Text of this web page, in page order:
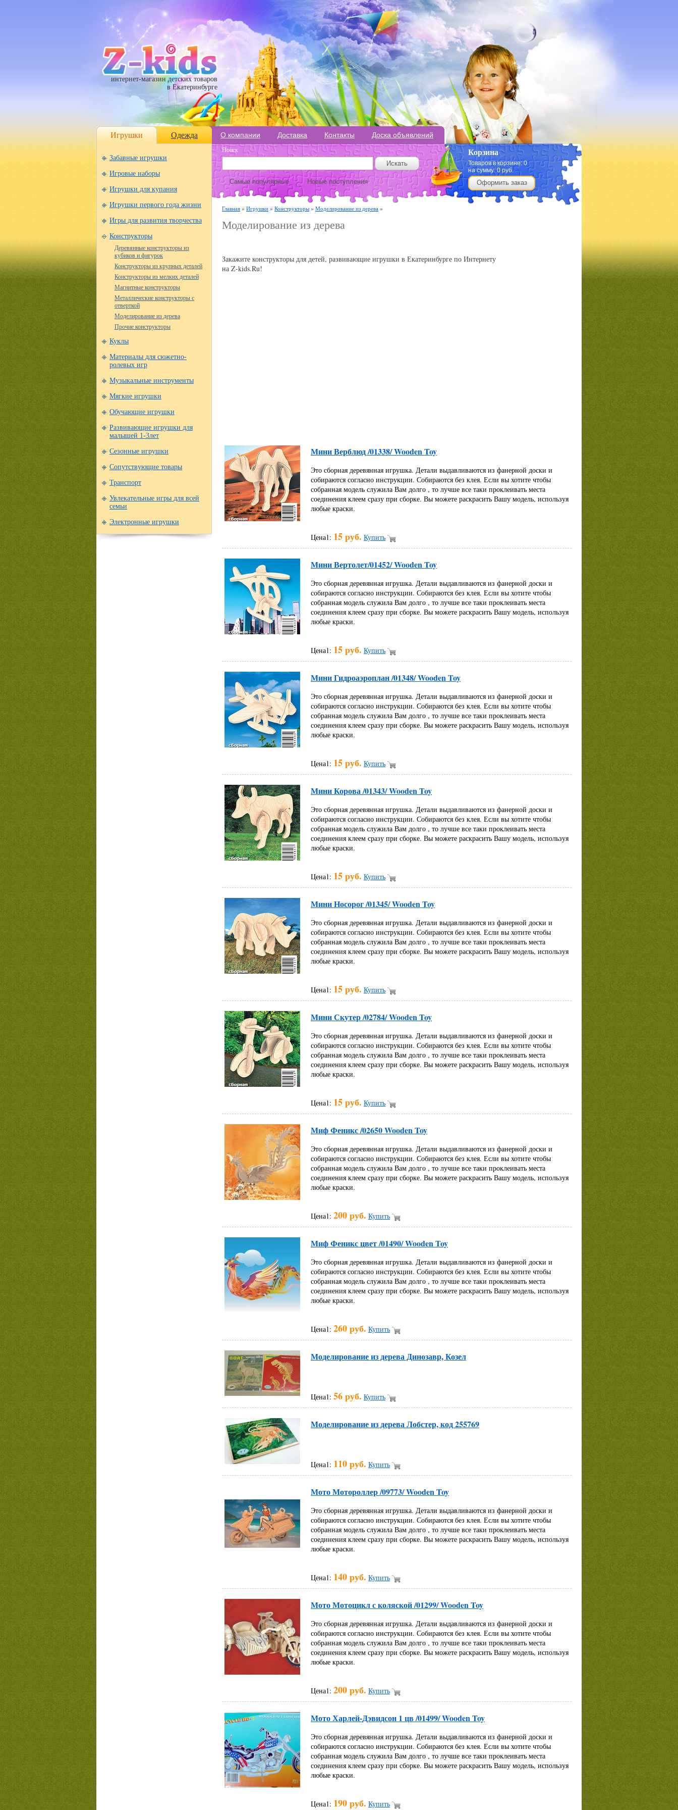
интернет-магазин детских товаров
в Екатеринбурге
Игрушки Одежда О компании Доставка Контакты Доска объявлений
Забавные игрушки
Игровые наборы
Игрушки для купания
Игрушки первого года жизни
Игры для развития творчества
Конструкторы
Деревянные конструкторы из
кубиков и фигурок
Конструкторы из крупных деталей
Конструкторы из мелких деталей
Магнитные конструкторы
Металлические конструкторы с
отверткой
Моделирование из дерева
Прочие конструкторы
Куклы
Материалы для сюжетно-
ролевых игр
Музыкальные инструменты
Мягкие игрушки
Обучающие игрушки
Развивающие игрушки для
малышей 1-3лет
Сезонные игрушки
Сопутствующие товары
Транспорт
Увлекательные игры для всей
семьи
Электронные игрушки
Поиск
Самые популярные Новые поступления
Корзина
Товаров в корзине:0
на сумму:0 руб.
Оформить заказ
Главная » Игрушки » Конструкторы » Моделирование из дерева »
Моделирование из дерева
Закажите конструкторы для детей, развивающие игрушки в Екатеринбурге по Интернету
на Z-kids.Ru!
Мини Верблюд /01338/ Wooden Toy
Это сборная деревянная игрушка. Детали выдавливаются из фанерной доски и
собираются согласно инструкции. Собираются без клея. Если вы хотите чтобы
собранная модель служила Вам долго , то лучше все таки проклеивать места
соединения клеем сразу при сборке. Вы можете раскрасить Вашу модель, используя
любые краски.
Цена1: 15 руб. Купить
Мини Вертолет/01452/ Wooden Toy
Это сборная деревянная игрушка. Детали выдавливаются из фанерной доски и
собираются согласно инструкции. Собираются без клея. Если вы хотите чтобы
собранная модель служила Вам долго , то лучше все таки проклеивать места
соединения клеем сразу при сборке. Вы можете раскрасить Вашу модель, используя
любые краски.
Цена1: 15 руб. Купить
Мини Гидроаэроплан /01348/ Wooden Toy
Это сборная деревянная игрушка. Детали выдавливаются из фанерной доски и
собираются согласно инструкции. Собираются без клея. Если вы хотите чтобы
собранная модель служила Вам долго , то лучше все таки проклеивать места
соединения клеем сразу при сборке. Вы можете раскрасить Вашу модель, используя
любые краски.
Цена1: 15 руб. Купить
Мини Корова /01343/ Wooden Toy
Это сборная деревянная игрушка. Детали выдавливаются из фанерной доски и
собираются согласно инструкции. Собираются без клея. Если вы хотите чтобы
собранная модель служила Вам долго , то лучше все таки проклеивать места
соединения клеем сразу при сборке. Вы можете раскрасить Вашу модель, используя
любые краски.
Цена1: 15 руб. Купить
Мини Носорог /01345/ Wooden Toy
Это сборная деревянная игрушка. Детали выдавливаются из фанерной доски и
собираются согласно инструкции. Собираются без клея. Если вы хотите чтобы
собранная модель служила Вам долго , то лучше все таки проклеивать места
соединения клеем сразу при сборке. Вы можете раскрасить Вашу модель, используя
любые краски.
Цена1: 15 руб. Купить
Мини Скутер /02784/ Wooden Toy
Это сборная деревянная игрушка. Детали выдавливаются из фанерной доски и
собираются согласно инструкции. Собираются без клея. Если вы хотите чтобы
собранная модель служила Вам долго , то лучше все таки проклеивать места
соединения клеем сразу при сборке. Вы можете раскрасить Вашу модель, используя
любые краски.
Цена1: 15 руб. Купить
Миф Феникс /02650 Wooden Toy
Это сборная деревянная игрушка. Детали выдавливаются из фанерной доски и
собираются согласно инструкции. Собираются без клея. Если вы хотите чтобы
собранная модель служила Вам долго , то лучше все таки проклеивать места
соединения клеем сразу при сборке. Вы можете раскрасить Вашу модель, используя
любые краски.
Цена1: 200 руб. Купить
Миф Феникс цвет /01490/ Wooden Toy
Это сборная деревянная игрушка. Детали выдавливаются из фанерной доски и
собираются согласно инструкции. Собираются без клея. Если вы хотите чтобы
собранная модель служила Вам долго , то лучше все таки проклеивать места
соединения клеем сразу при сборке. Вы можете раскрасить Вашу модель, используя
любые краски.
Цена1: 260 руб. Купить
Моделирование из дерева Динозавр, Козел
Цена1: 56 руб. Купить
Моделирование из дерева Лобстер, код 255769
Цена1: 110 руб. Купить
Мото Мотороллер /09773/ Wooden Toy
Это сборная деревянная игрушка. Детали выдавливаются из фанерной доски и
собираются согласно инструкции. Собираются без клея. Если вы хотите чтобы
собранная модель служила Вам долго , то лучше все таки проклеивать места
соединения клеем сразу при сборке. Вы можете раскрасить Вашу модель, используя
любые краски.
Цена1: 140 руб. Купить
Мото Мотоцикл с коляской /01299/ Wooden Toy
Это сборная деревянная игрушка. Детали выдавливаются из фанерной доски и
собираются согласно инструкции. Собираются без клея. Если вы хотите чтобы
собранная модель служила Вам долго , то лучше все таки проклеивать места
соединения клеем сразу при сборке. Вы можете раскрасить Вашу модель, используя
любые краски.
Цена1: 200 руб. Купить
Мото Харлей-Дэвидсон 1 цв /01499/ Wooden Toy
Это сборная деревянная игрушка. Детали выдавливаются из фанерной доски и
собираются согласно инструкции. Собираются без клея. Если вы хотите чтобы
собранная модель служила Вам долго , то лучше все таки проклеивать места
соединения клеем сразу при сборке. Вы можете раскрасить Вашу модель, используя
любые краски.
Цена1: 190 руб. Купить